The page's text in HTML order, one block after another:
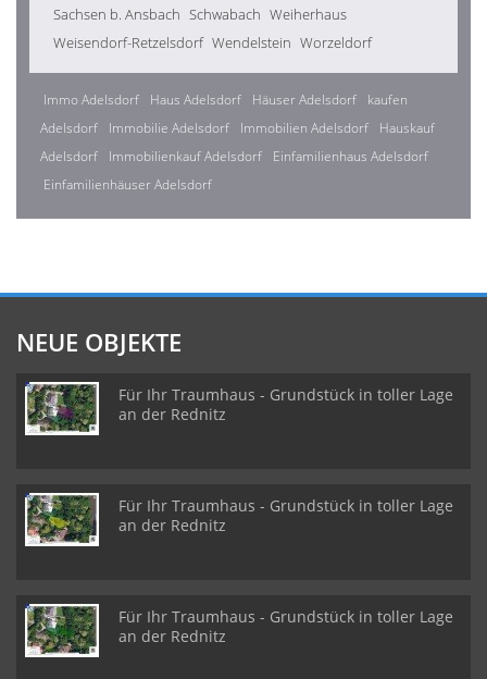
Sachsen b. Ansbach Schwabach Weiherhaus
Weisendorf-Retzelsdorf Wendelstein Worzeldorf
Immo Adelsdorf Haus Adelsdorf Häuser Adelsdorf
kaufen
Adelsdorf
Immobilie Adelsdorf Immobilien Adelsdorf
Hauskauf
Adelsdorf
Immobilienkauf Adelsdorf
Einfamilienhaus Adelsdorf
Einfamilienhäuser Adelsdorf
NEUE OBJEKTE
Für Ihr Traumhaus - Grundstück in toller Lage
an der Rednitz
Für Ihr Traumhaus - Grundstück in toller Lage
an der Rednitz
Für Ihr Traumhaus - Grundstück in toller Lage
an der Rednitz